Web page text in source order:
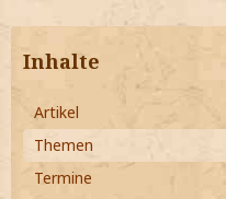
Inhalte
Artikel
Themen
Termine